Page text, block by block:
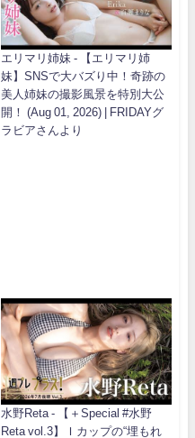
エリマリ姉妹 - 【エリマリ姉
妹】SNSで大バズり中！奇跡の
美人姉妹の撮影風景を特別大公
開！ (Aug 01, 2026) | FRIDAYグ
ラビアさんより
水野Reta - 【＋Special #水野
Reta vol.3】Ｉカップの“埋もれ